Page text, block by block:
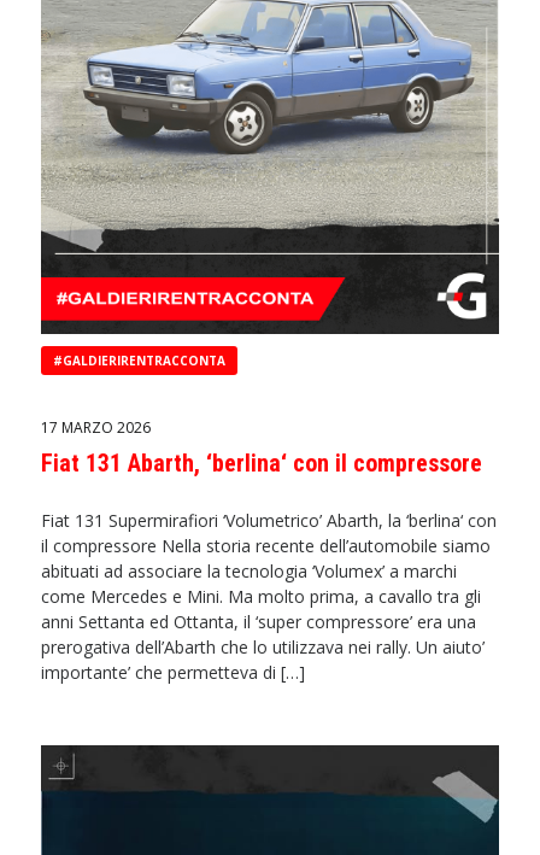
#GALDIERIRENTRACCONTA
17 MARZO 2026
Fiat 131 Abarth, ‘berlina‘ con il compressore
Fiat 131 Supermirafiori ‘Volumetrico’ Abarth, la ‘berlina‘ con
il compressore Nella storia recente dell’automobile siamo
abituati ad associare la tecnologia ‘Volumex’ a marchi
come Mercedes e Mini. Ma molto prima, a cavallo tra gli
anni Settanta ed Ottanta, il ‘super compressore’ era una
prerogativa dell’Abarth che lo utilizzava nei rally. Un aiuto’
importante’ che permetteva di […]